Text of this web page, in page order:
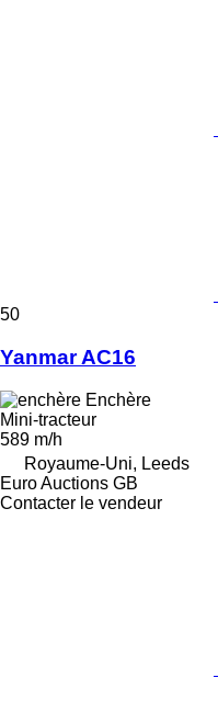
50
Yanmar AC16
Enchère
Mini-tracteur
589 m/h
Royaume-Uni, Leeds
Euro Auctions GB
Contacter le vendeur